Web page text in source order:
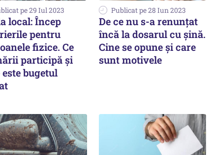
pe 29 Iul 2023
local: Încep
pentru
fizice. Ce
participă şi
bugetul
Publicat pe 28 Iun 2023
De ce nu s-a renunţat
încă la dosarul cu şină.
Cine se opune şi care
sunt motivele